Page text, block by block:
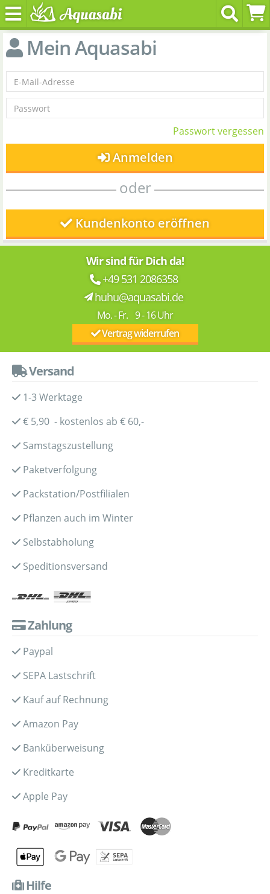
Mein Aquasabi
Passwort vergessen
Anmelden
oder
Kundenkonto eröffnen
Wir sind für Dich da!
+49 531 2086358
huhu@aquasabi.de
Mo. - Fr. 9 - 16 Uhr
Vertrag widerrufen
Versand
1-3 Werktage
€ 5,90 - kostenlos ab € 60,-
Samstagszustellung
Paketverfolgung
Packstation/Postfilialen
Pflanzen auch im Winter
Selbstabholung
Speditionsversand
Zahlung
Paypal
SEPA Lastschrift
Kauf auf Rechnung
Amazon Pay
Banküberweisung
Kreditkarte
Apple Pay
Hilfe